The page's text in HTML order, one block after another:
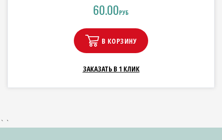
60.00РУБ
В КОРЗИНУ
ЗАКАЗАТЬ В 1 КЛИК
` `